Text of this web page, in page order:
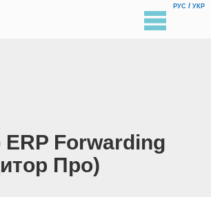
РУС / УКР
Forwarding
Про)